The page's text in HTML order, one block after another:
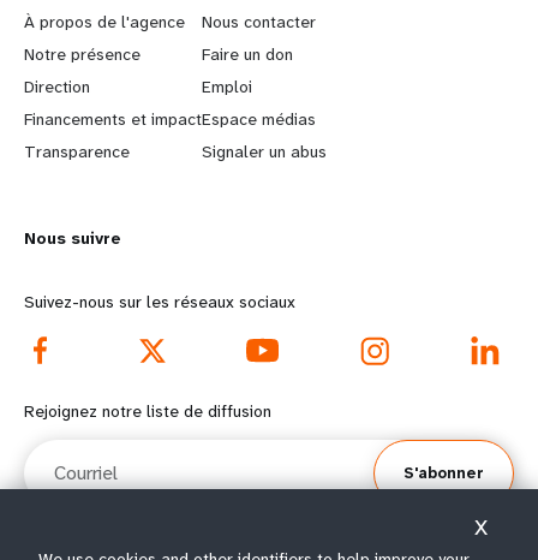
e
a
r
n
r
f
o
t
r
À propos de l'agence
Notre présence
Direction
Financements et impact
Transparence
o
b
e
y
o
e
m
Nous contacter
Faire un don
Emploi
Espace médias
Signaler un abus
Nous suivre
Suivez-nous sur les réseaux sociaux
Rejoignez notre liste de diffusion
S'abonner
X